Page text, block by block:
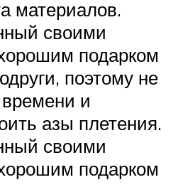
материалов.
своими
подарком
поэтому не
и
азы плетения.
своими
подарком